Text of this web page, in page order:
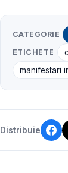
CATEGORIE
ETICHETE
manifestari
Distribuie